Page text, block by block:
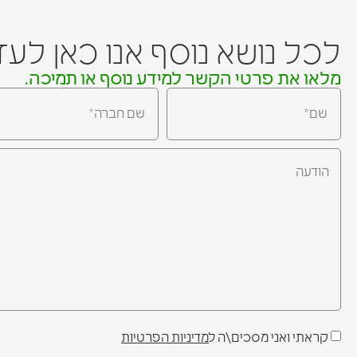
לכל נושא נוסף אנו כאן
מלאו את פרטי הקשר למידע נוסף או תמיכה.
קראתי ואני מסכים\ה למדיניות הפרטיות